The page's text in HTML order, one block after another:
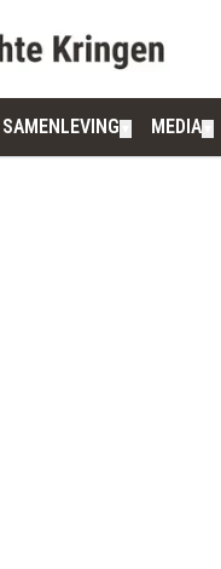
SAMENLEVING MEDIA